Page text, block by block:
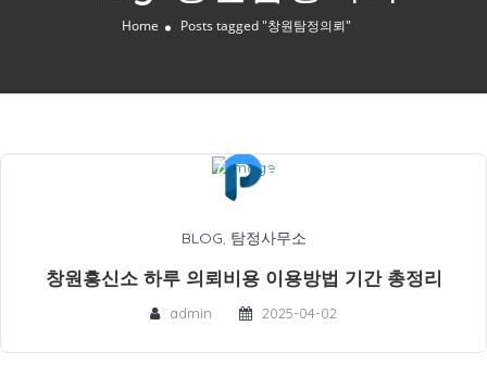
Home Posts tagged "창원탐정의뢰"
BLOG, 탐정사무소
창원흥신소 하루 의뢰비용 이용방법 기간 총정리
admin 2025-04-02